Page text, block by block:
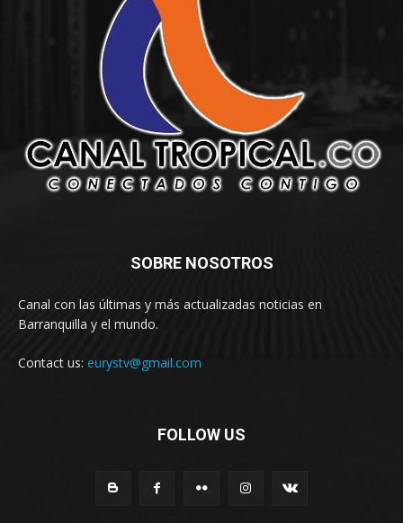
SOBRE NOSOTROS
Canal con las últimas y más actualizadas noticias en
Barranquilla y el mundo.
Contact us: eurystv@gmail.com
FOLLOW US